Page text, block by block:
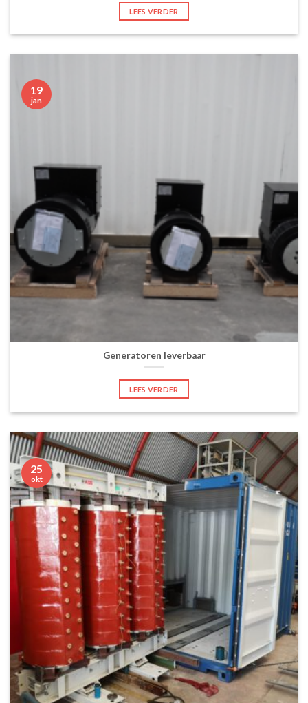
LEES VERDER
Generatoren leverbaar
LEES VERDER
19
jan
25
okt